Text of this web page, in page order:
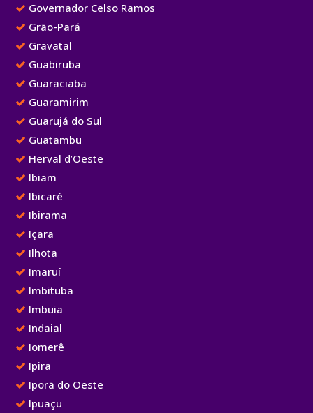
Governador Celso Ramos
Grão-Pará
Gravatal
Guabiruba
Guaraciaba
Guaramirim
Guarujá do Sul
Guatambu
Herval d’Oeste
Ibiam
Ibicaré
Ibirama
Içara
Ilhota
Imaruí
Imbituba
Imbuia
Indaial
Iomerê
Ipira
Iporã do Oeste
Ipuaçu